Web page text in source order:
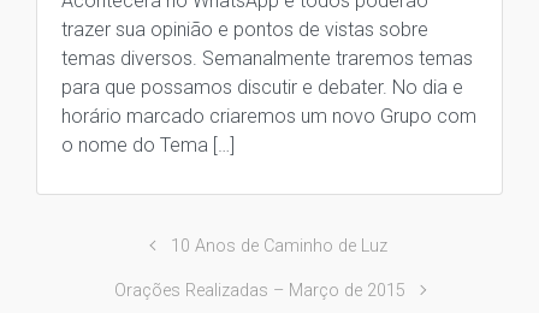
trazer sua opinião e pontos de vistas sobre
temas diversos. Semanalmente traremos temas
para que possamos discutir e debater. No dia e
horário marcado criaremos um novo Grupo com
o nome do Tema […]
10 Anos de Caminho de Luz
Orações Realizadas – Março de 2015